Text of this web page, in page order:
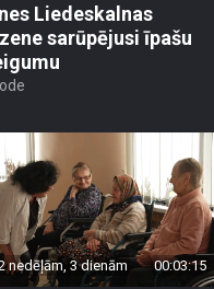
Liedeskalnas
sarūpējusi īpašu
nedēļām, 3 dienām 00:03:15